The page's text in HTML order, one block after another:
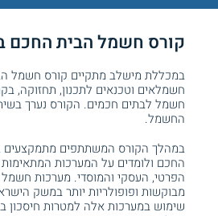
קורס חשמל הבית החכם
במכללת מישלב מתקיים קורס חשמל
חשמלאים וטכנאים לתכנון, תחזוקה,
החשמל.
במהלך הקורס המשתתפים
החכם ולומדים על המערכות המתאימות
הפרטי, העסקי והמוסדי. מערכות
מבוקשות ופופולריות יותר במשק
שימוש במערכות אלה למטרות חיסכון